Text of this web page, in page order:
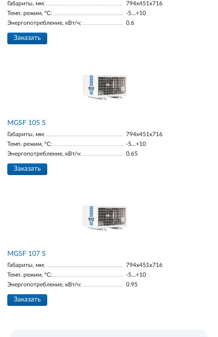
Габариты, мм:
794x451x716
Темп. режим, °С:
-5...+10
Энергопотребление, кВт/ч:
0.6
Заказать
МGSF 105 S
Габариты, мм:
794x451x716
Темп. режим, °С:
-5...+10
Энергопотребление, кВт/ч:
0.65
Заказать
MGSF 107 S
Габариты, мм:
794x451x716
Темп. режим, °С:
-5...+10
Энергопотребление, кВт/ч:
0.95
Заказать